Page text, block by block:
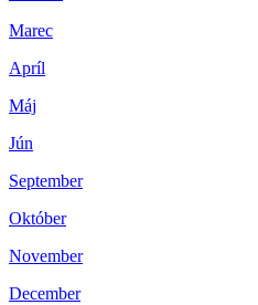
Marec
Apríl
Máj
Jún
September
Október
November
December